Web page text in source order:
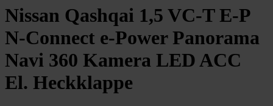
Nissan Qashqai 1,5 VC-T E-P
N-Connect e-Power Panorama
Navi 360 Kamera LED ACC
El. Heckklappe